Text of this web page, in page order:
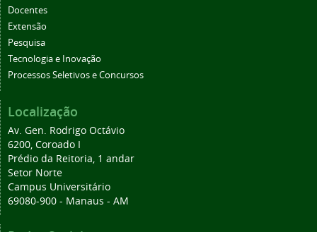
Docentes
Extensão
Pesquisa
Tecnologia e Inovação
Processos Seletivos e Concursos
Localização
Av. Gen. Rodrigo Octávio
6200, Coroado I
Prédio da Reitoria, 1 andar
Setor Norte
Campus Universitário
69080-900 - Manaus - AM